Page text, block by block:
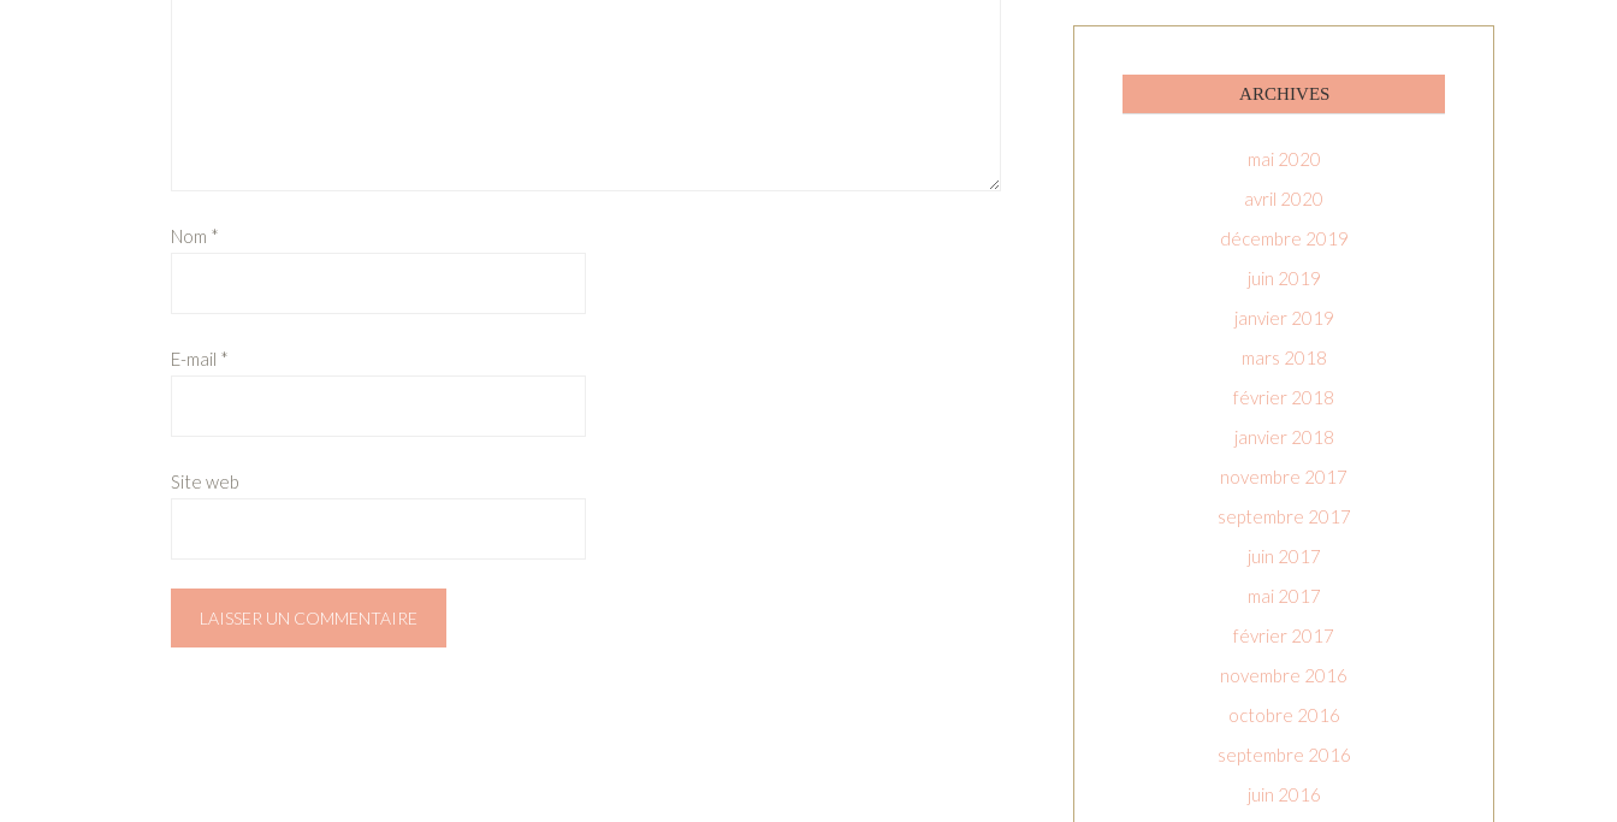
Nom *
E-mail *
Site web
ARCHIVES
mai 2020
avril 2020
décembre 2019
juin 2019
janvier 2019
mars 2018
février 2018
janvier 2018
novembre 2017
septembre 2017
juin 2017
mai 2017
février 2017
novembre 2016
octobre 2016
septembre 2016
juin 2016